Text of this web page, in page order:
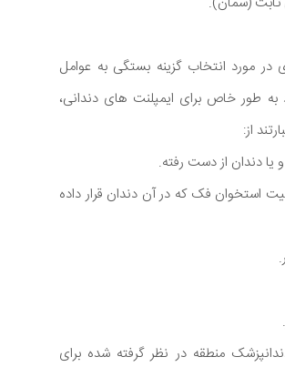
در مورد انتخاب گزینه بستگی به عوامل
به طور خاص برای ایمپلنت های دندانی،
از:
دندان از دست رفته.
استخوان فک که در آن دندان قرار داده
منطقه در نظر گرفته شده برای